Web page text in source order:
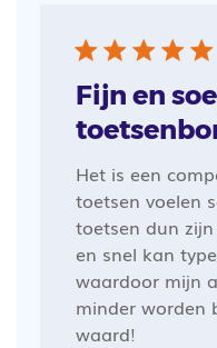
Fijn en
Het is een
toetsen voelen
toetsen dun
en snel kan
waardoor mijn
minder worden
waard!